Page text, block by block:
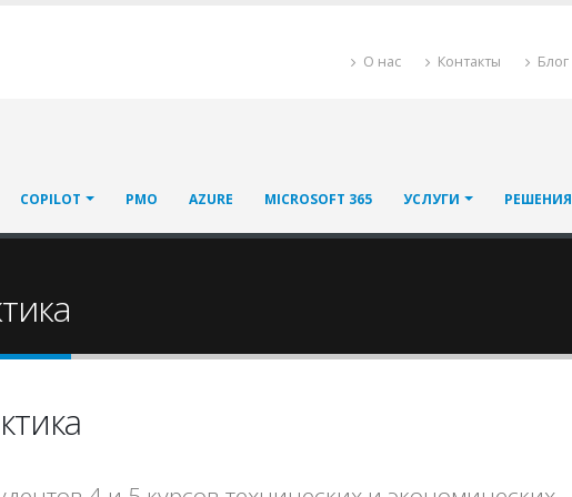
О нас Контакты Блог
COPILOT PMO AZURE MICROSOFT 365 УСЛУГИ РЕШЕНИЯ